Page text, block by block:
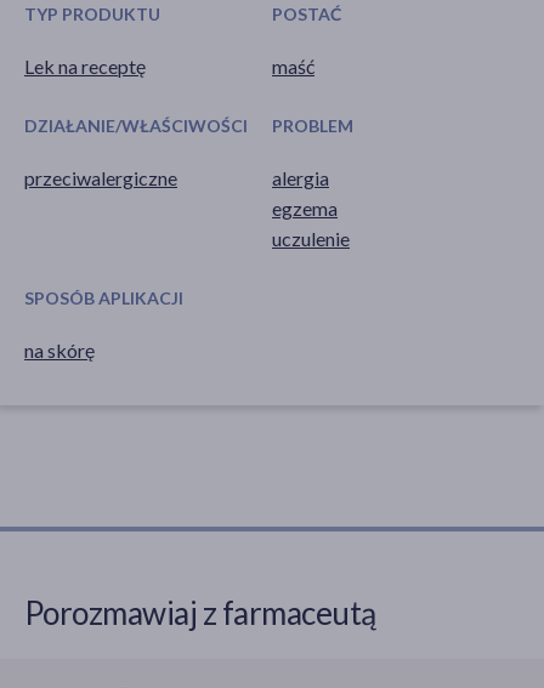
TYP PRODUKTU
Lek na receptę
POSTAĆ
maść
DZIAŁANIE/WŁAŚCIWOŚCI
przeciwalergiczne
PROBLEM
alergia
egzema
uczulenie
SPOSÓB APLIKACJI
na skórę
Porozmawiaj z farmaceutą